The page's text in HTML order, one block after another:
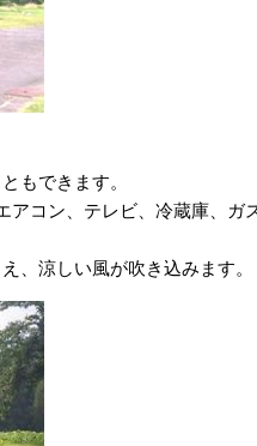
もできます。
コン、テレビ、冷蔵庫、ガ
、涼しい風が吹き込みます。